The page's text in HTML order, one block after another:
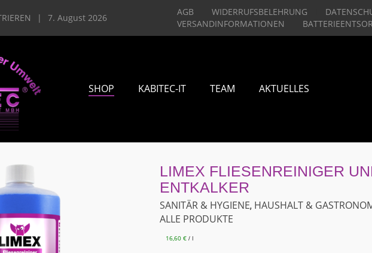
| 7. August 2026
AGB WIDERRUFSBELEHRUNG
VERSANDINFORMATIONEN
SHOP KABITEC-IT TEAM AKTUELLES
LIMEX FLIESENREINIGER
ENTKALKER
SANITÄR & HYGIENE, HAUSHALT &
ALLE PRODUKTE
16,60 €/ l